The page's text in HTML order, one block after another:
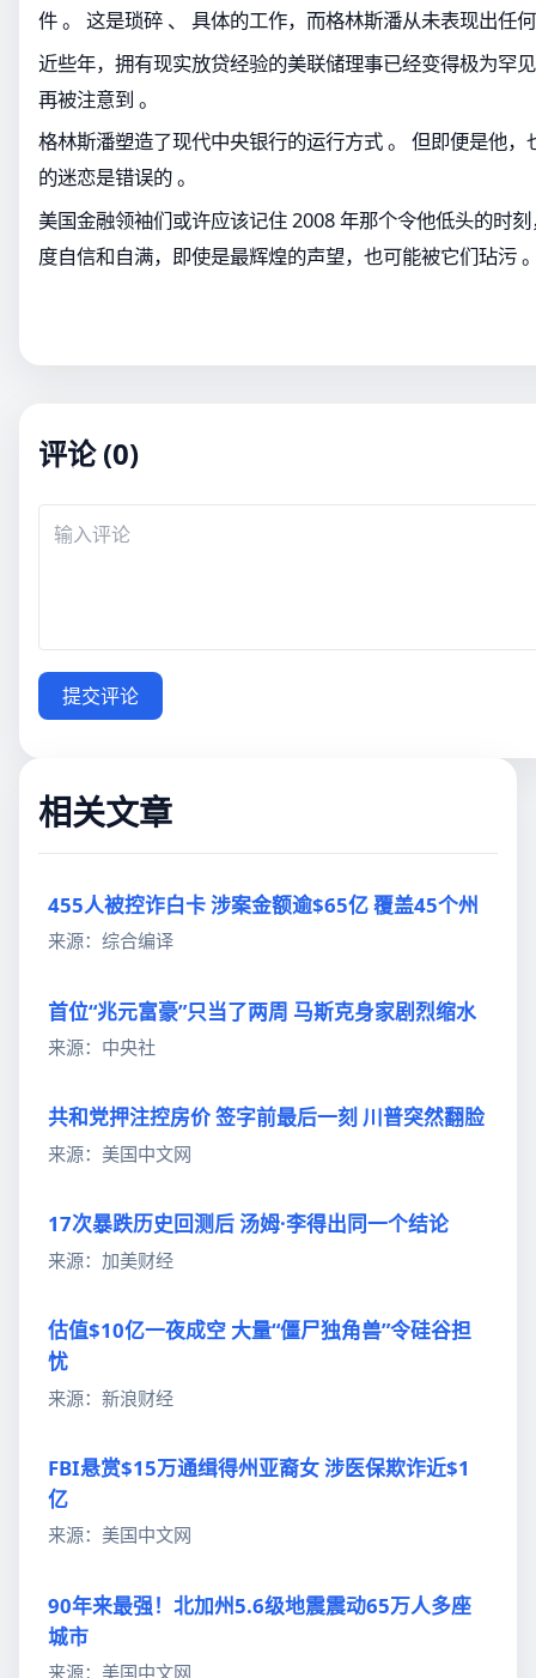
件 。 这是琐碎 、 具体的工作，而格林斯潘从未表现出任
近些年，拥有现实放贷经验的美联储理事已经变得极为罕
再被注意到 。
格林斯潘塑造了现代中央银行的运行方式 。 但即便是他
的迷恋是错误的 。
美国金融领袖们或许应该记住 2008 年那个令他低头的时
度自信和自满，即使是最辉煌的声望，也可能被它们玷污
评论 (0)
提交评论
相关文章
455人被控诈白卡 涉案金额逾$65亿 覆盖45个州
来源：综合编译
首位“兆元富豪”只当了两周 马斯克身家剧烈缩水
来源：中央社
共和党押注控房价 签字前最后一刻 川普突然翻脸
来源：美国中文网
17次暴跌历史回测后 汤姆·李得出同一个结论
来源：加美财经
估值$10亿一夜成空 大量“僵尸独角兽”令硅谷担
忧
来源：新浪财经
FBI悬赏$15万通缉得州亚裔女 涉医保欺诈近$1
亿
来源：美国中文网
90年来最强！北加州5.6级地震震动65万人多座
城市
来源：美国中文网